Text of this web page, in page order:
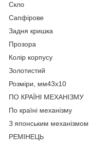
Скло
Сапфірове
Задня кришка
Прозора
Колір корпусу
Золотистий
Розміри, мм43х10
ПО КРАЇНІ МЕХАНІЗМУ
По країні механізму
З японським механізмом
РЕМІНЕЦЬ